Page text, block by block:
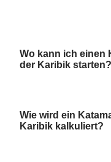
Wo kann ich einen
der Karibik starten?
Wie wird ein
Karibik kalkuliert?